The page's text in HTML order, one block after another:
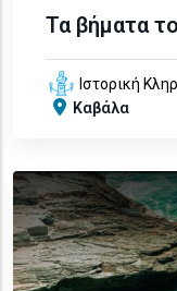
Τα βήματα
Ιστορική
Καβάλα